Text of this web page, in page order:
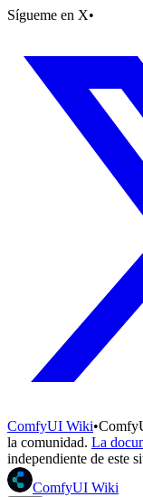
Sígueme en X•
ComfyUI Wiki•
la comunidad. La
independiente de este
ComfyUI Wiki